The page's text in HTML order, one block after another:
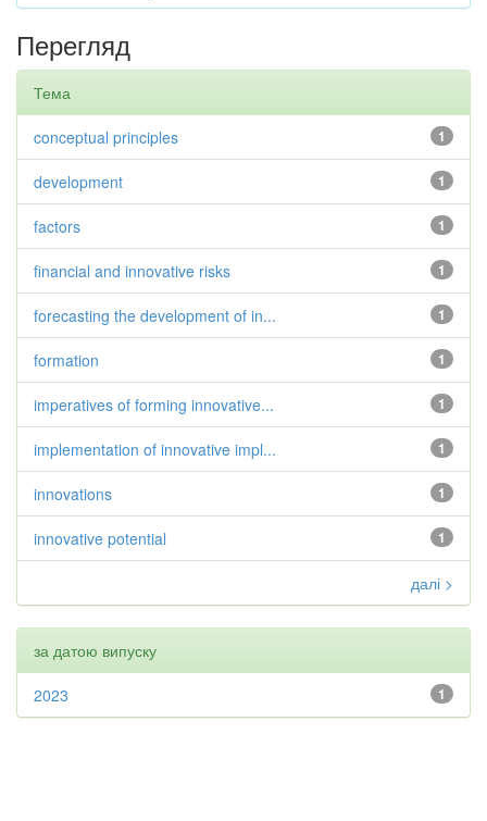
Перегляд
Тема
1
conceptual principles
1
development
1
factors
1
financial and innovative risks
1
forecasting the development of in...
1
formation
1
imperatives of forming innovative...
1
implementation of innovative impl...
1
innovations
1
innovative potential
далі >
за датою випуску
1
2023